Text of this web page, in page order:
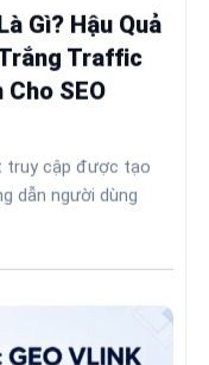
Gì? Hậu Quả
Traffic
Cho SEO
truy cập được tạo
dẫn người dùng